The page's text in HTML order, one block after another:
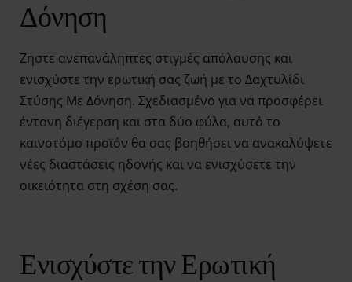
Δόνηση
Ζήστε ανεπανάληπτες στιγμές απόλαυσης και
ενισχύστε την ερωτική σας ζωή με το Δαχτυλίδι
Στύσης Με Δόνηση. Σχεδιασμένο για να προσφέρει
έντονη διέγερση και στα δύο φύλα, αυτό το
καινοτόμο προϊόν θα σας βοηθήσει να ανακαλύψετε
νέες διαστάσεις ηδονής και να ενισχύσετε την
οικειότητα στη σχέση σας.
Ενισχύστε την Ερωτική